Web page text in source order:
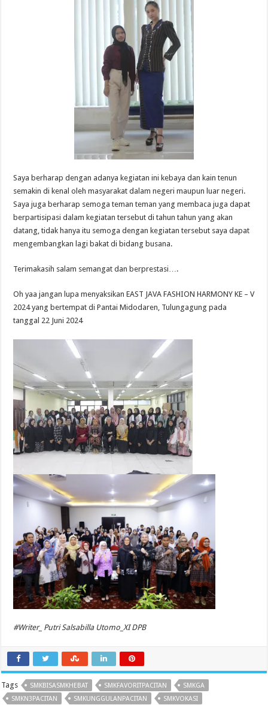
Saya berharap dengan adanya kegiatan ini kebaya dan kain tenun
semakin di kenal oleh masyarakat dalam negeri maupun luar negeri.
Saya juga berharap semoga teman teman yang membaca juga dapat
berpartisipasi dalam kegiatan tersebut di tahun tahun yang akan
datang, tidak hanya itu semoga dengan kegiatan tersebut saya dapat
mengembangkan lagi bakat di bidang busana.
Terimakasih salam semangat dan berprestasi….
Oh yaa jangan lupa menyaksikan EAST JAVA FASHION HARMONY KE – V
2024 yang bertempat di Pantai Midodaren, Tulungagung pada
tanggal 22 Juni 2024
#Writer_ Putri Salsabilla Utomo_XI DPB
Tags SMKBISASMKHEBAT SMKFAVORITPACITAN
SMKGA
SMKN3PACITAN
SMKUNGGULANPACITAN SMKVOKASI